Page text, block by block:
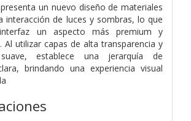
un nuevo diseño de materiales
interacción de luces y sombras, lo que
un aspecto más premium y
Al utilizar capas de alta transparencia y
establece una jerarquía de
brindando una experiencia visual